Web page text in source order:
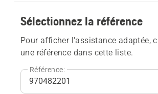
Sélectionnez la référence
Pour afficher l'assistance adaptée,
une référence dans cette liste.
Référence: